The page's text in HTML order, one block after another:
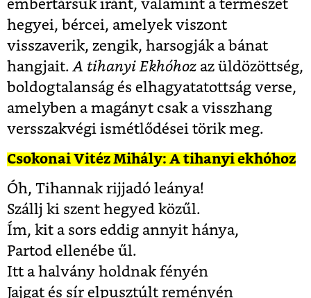
embertársuk iránt, valamint a természet
hegyei, bércei, amelyek viszont
visszaverik, zengik, harsogják a bánat
hangjait. A tihanyi Ekhóhoz az üldözöttség,
boldogtalanság és elhagyatatottság verse,
amelyben a magányt csak a visszhang
versszakvégi ismétlődései törik meg.
Csokonai Vitéz Mihály: A tihanyi ekhóhoz
Óh, Tihannak rijjadó leánya!
Szállj ki szent hegyed közűl.
Ím, kit a sors eddig annyit hánya,
Partod ellenébe űl.
Itt a halvány holdnak fényén
Jajgat és sír elpusztúlt reményén